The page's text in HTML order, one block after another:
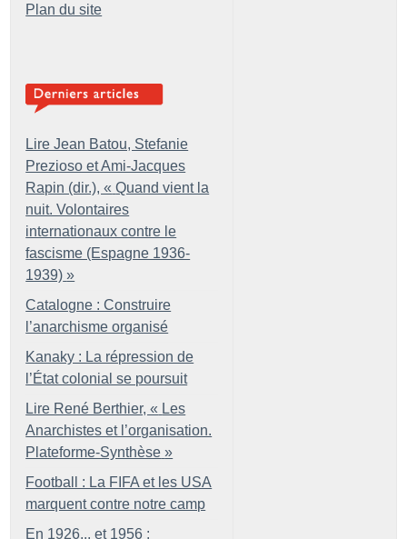
Plan du site
Lire Jean Batou, Stefanie
Prezioso et Ami-Jacques
Rapin (dir.), « Quand vient la
nuit. Volontaires
internationaux contre le
fascisme (Espagne 1936-
1939) »
Catalogne : Construire
l’anarchisme organisé
Kanaky : La répression de
l’État colonial se poursuit
Lire René Berthier, « Les
Anarchistes et l’organisation.
Plateforme-Synthèse »
Football : La FIFA et les USA
marquent contre notre camp
En 1926... et 1956 :